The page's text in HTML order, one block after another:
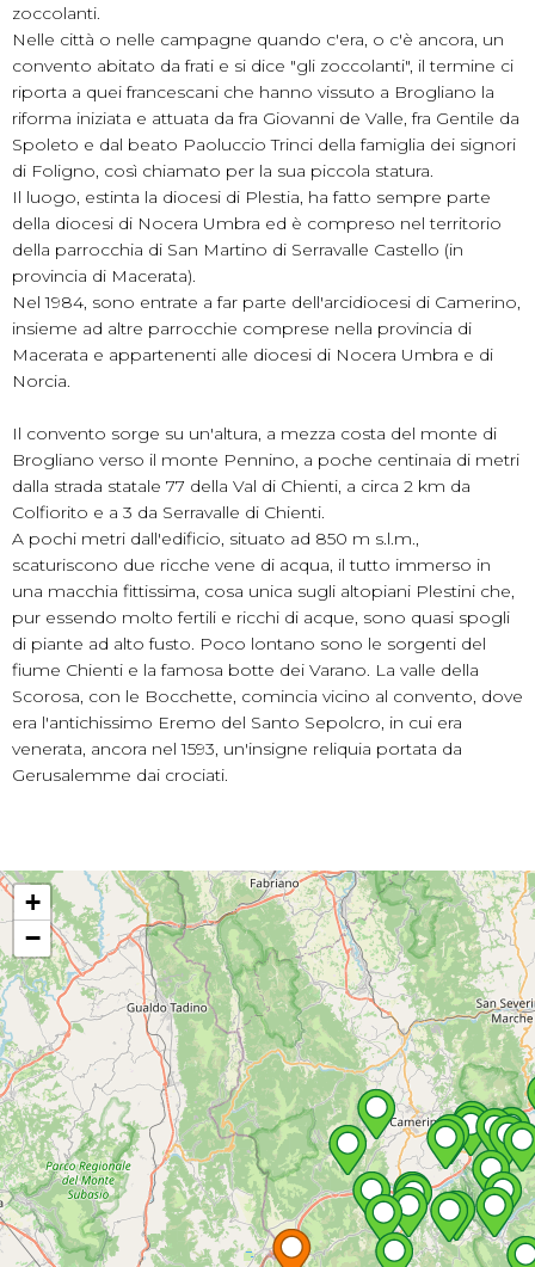
zoccolanti.
Nelle città o nelle campagne quando c'era, o c'è ancora, un
convento abitato da frati e si dice "gli zoccolanti", il termine ci
riporta a quei francescani che hanno vissuto a Brogliano la
riforma iniziata e attuata da fra Giovanni de Valle, fra Gentile da
Spoleto e dal beato Paoluccio Trinci della famiglia dei signori
di Foligno, così chiamato per la sua piccola statura.
Il luogo, estinta la diocesi di Plestia, ha fatto sempre parte
della diocesi di Nocera Umbra ed è compreso nel territorio
della parrocchia di San Martino di Serravalle Castello (in
provincia di Macerata).
Nel 1984, sono entrate a far parte dell'arcidiocesi di Camerino,
insieme ad altre parrocchie comprese nella provincia di
Macerata e appartenenti alle diocesi di Nocera Umbra e di
Norcia.
Il convento sorge su un'altura, a mezza costa del monte di
Brogliano verso il monte Pennino, a poche centinaia di metri
dalla strada statale 77 della Val di Chienti, a circa 2 km da
Colfiorito e a 3 da Serravalle di Chienti.
A pochi metri dall'edificio, situato ad 850 m s.l.m.,
scaturiscono due ricche vene di acqua, il tutto immerso in
una macchia fittissima, cosa unica sugli altopiani Plestini che,
pur essendo molto fertili e ricchi di acque, sono quasi spogli
di piante ad alto fusto. Poco lontano sono le sorgenti del
fiume Chienti e la famosa botte dei Varano. La valle della
Scorosa, con le Bocchette, comincia vicino al convento, dove
era l'antichissimo Eremo del Santo Sepolcro, in cui era
venerata, ancora nel 1593, un'insigne reliquia portata da
Gerusalemme dai crociati.
+
−